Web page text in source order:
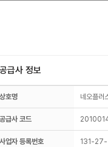
공급사 정보
상호명 네오플
공급사 코드
사업자 등록번호 131-